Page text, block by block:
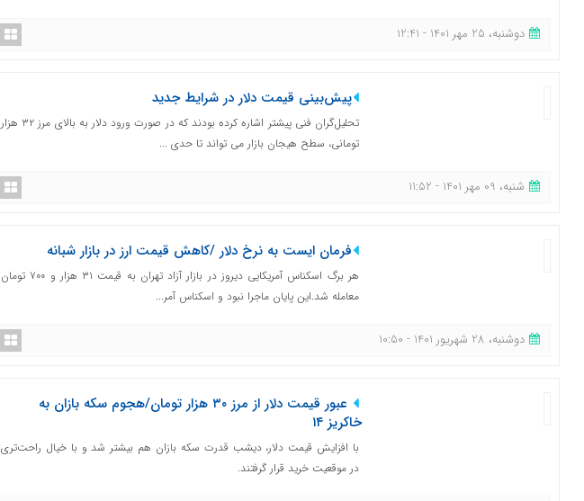
دوشنبه، 25 مهر 1401 - 12:41
پیش‌بینی قیمت دلار در شرایط جدید
تحلیل‌گران فنی پیشتر اشاره کرده بودند که در صورت ورود دلار به بالای مرز ۳۲ هزار
تومانی، سطح هیجان بازار می تواند تا حدی ...
شنبه، 09 مهر 1401 - 11:52
فرمان ایست به نرخ دلار /کاهش قیمت ارز در بازار شبانه
هر برگ اسکناس آمریکایی دیروز در بازار آزاد تهران به قیمت ۳۱ هزار و ۷۰۰ تومان
معامله شد.این پایان ماجرا نبود و اسکناس آمر...
دوشنبه، 28 شهریور 1401 - 10:50
عبور قیمت دلار از مرز ۳۰ هزار تومان/هجوم‌ سکه بازان به
خاکریز ۱۴
با افزایش قیمت دلار، دیشب قدرت سکه بازان هم بیشتر شد و با خیال راحت‌تری
در موقعیت خرید قرار گرفتند.